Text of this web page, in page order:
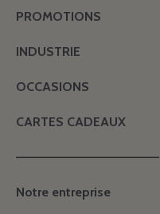
PROMOTIONS
INDUSTRIE
OCCASIONS
CARTES CADEAUX
———————————————
Notre entreprise